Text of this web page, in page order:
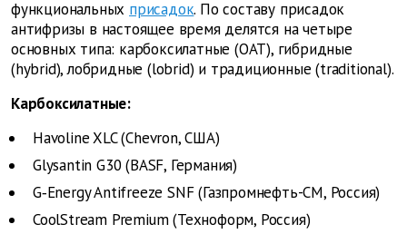
функциональных присадок. По составу присадок
антифризы в настоящее время делятся на четыре
основных типа: карбоксилатные (ОАТ), гибридные
(hybrid), лобридные (lobrid) и традиционные (traditional).
Карбоксилатные:
Havoline XLC (Chevron, США)
Glysantin G30 (BASF, Германия)
G‑Energy Antifreeze SNF (Газпромнефть-СМ, Россия)
CoolStream Premium (Техноформ, Россия)